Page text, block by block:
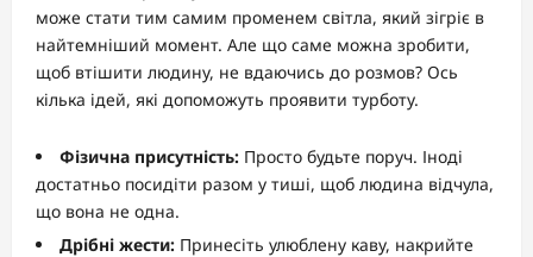
може стати тим самим променем світла, який зігріє в
найтемніший момент. Але що саме можна зробити,
щоб втішити людину, не вдаючись до розмов? Ось
кілька ідей, які допоможуть проявити турботу.
Фізична присутність: Просто будьте поруч. Іноді
достатньо посидіти разом у тиші, щоб людина відчула,
що вона не одна.
Дрібні жести: Принесіть улюблену каву, накрийте